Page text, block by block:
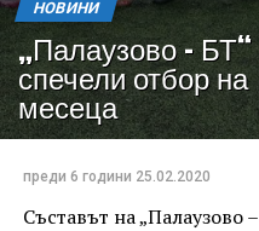
НОВИНИ
„Палаузово – БТ“
спечели отбор на
месеца
преди 6 години 25.02.2020
Съставът на „Палаузово